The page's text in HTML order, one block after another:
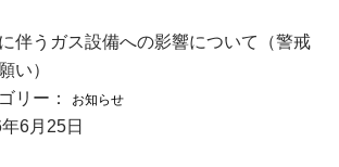
伴うガス設備への影響について（警戒
い）
リー：
お知らせ
6月25日